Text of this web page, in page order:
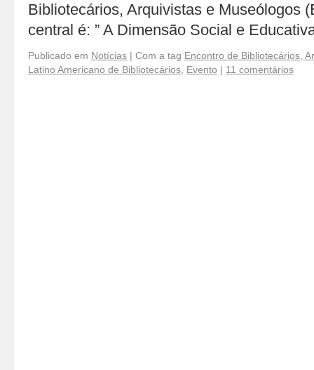
Bibliotecários, Arquivistas e Museólogos
central é: ” A Dimensão Social e
Publicado em Notícias | Com a tag Encontro de Bibliotecários,
Latino Americano de Bibliotecários Evento | 11 comentários